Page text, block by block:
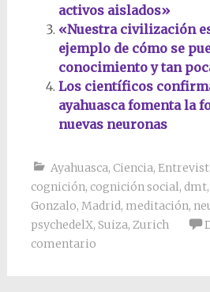
activos aislados»
«Nuestra civilización
ejemplo de cómo se
conocimiento y tan
Los científicos
ayahuasca fomenta la
nuevas neuronas
Ayahuasca, Ciencia,
cognición, cognición social, dmt,
Gonzalo, Madrid, meditación,
psychedelX, Suiza, Zurich
comentario